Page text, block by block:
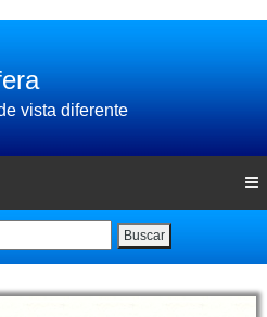
vista diferente
Buscar